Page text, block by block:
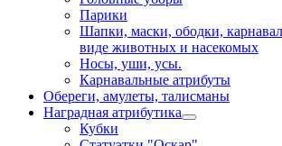
Парики
Шапки, маски, ободки,
виде животных и насекомых
Носы, уши, усы.
Карнавальные атрибуты
Обереги, амулеты, талисманы
Наградная атрибутика
Кубки